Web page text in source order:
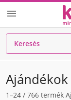

Ajándékok
1–24 / 766 termék